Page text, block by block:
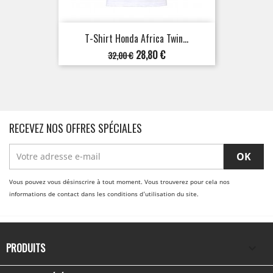
T-Shirt Honda Africa Twin...
Prix
de
32,00 € Prix
28,80 €
RECEVEZ NOS OFFRES SPÉCIALES
Vous pouvez vous désinscrire à tout moment. Vous trouverez pour cela nos
informations de contact dans les conditions d'utilisation du site.
PRODUITS